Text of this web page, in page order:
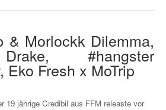
& Morlockk Dilemma,
#hangster
Eko Fresh x MoTrip
19 jährige Credibil aus FFM releaste vor